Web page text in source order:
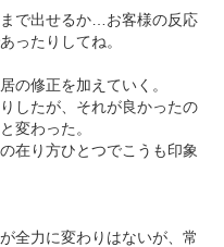
で出せるか…お客様の反応
ったりしてね。
の修正を加えていく。
したが、それが良かったの
変わった。
在り方ひとつでこうも印象
全力に変わりはないが、常